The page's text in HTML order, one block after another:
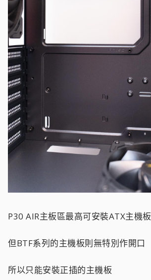
P30 AIR主板區最高可安裝ATX主機板
但BTF系列的主機板則無特別作開口
所以只能安裝正插的主機板